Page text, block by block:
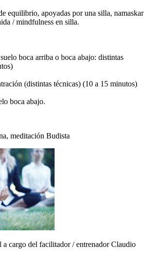
equilibrio, apoyadas por una silla, namaskar
/ mindfulness en silla.
boca arriba o boca abajo: distintas
(distintas técnicas) (10 a 15 minutos)
boca abajo.
meditación Budista
cargo del facilitador / entrenador Claudio